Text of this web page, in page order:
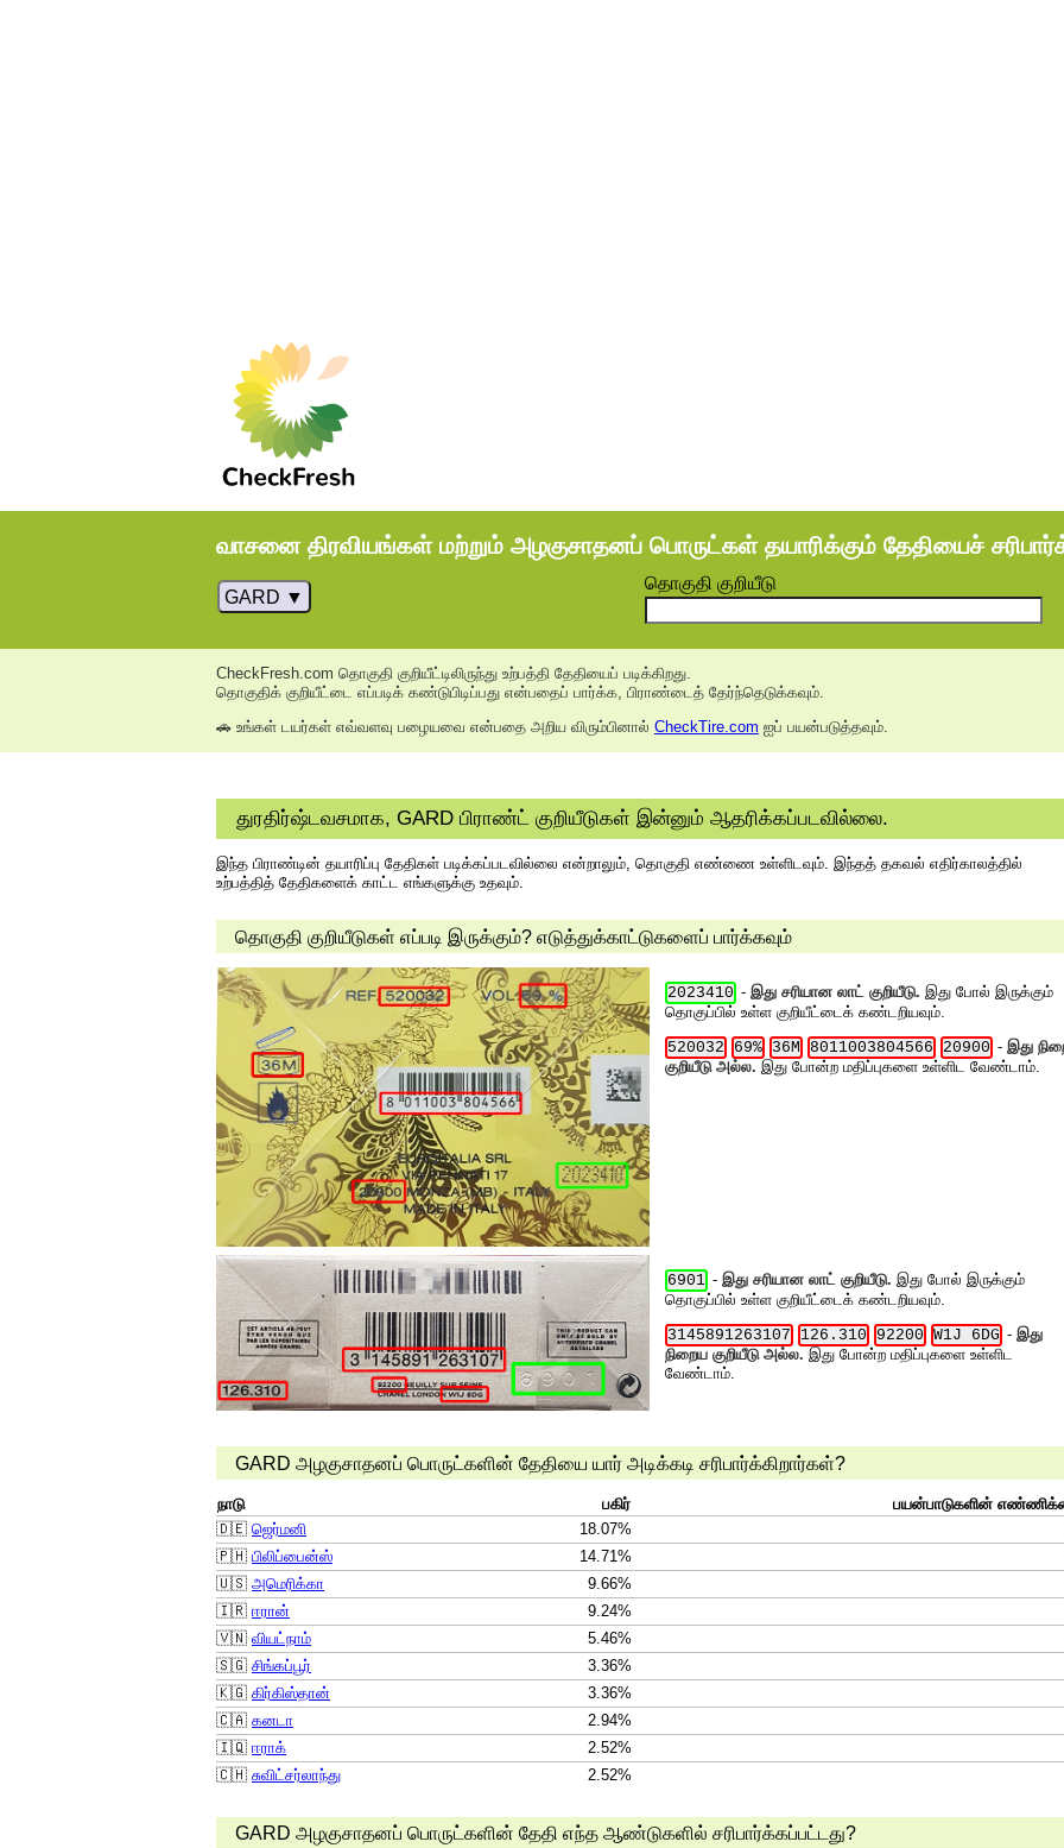
வாசனை திரவியங்கள் மற்றும் அழகுசாதனப் பொருட்கள் தயாரிக்கும் தேதியைச்
GARD
தொகுதி குறியீடு
CheckFresh.com தொகுதி குறியீட்டிலிருந்து உற்பத்தி தேதியைப் படிக்கிறது.
தொகுதிக் குறியீட்டை எப்படிக் கண்டுபிடிப்பது என்பதைப் பார்க்க, பிராண்டைத் தேர்ந்தெடுக்கவும்.
🚗 உங்கள் டயர்கள் எவ்வளவு பழையவை என்பதை அறிய விரும்பினால் CheckTire.com ஐப் பயன்படுத்தவும்.
துரதிர்ஷ்டவசமாக, GARD பிராண்ட் குறியீடுகள் இன்னும் ஆதரிக்கப்படவில்லை.
இந்த பிராண்டின் தயாரிப்பு தேதிகள் படிக்கப்படவில்லை என்றாலும், தொகுதி எண்ணை உள்ளிடவும். இந்தத் தகவல் எதிர்காலத்தில்
உற்பத்தித் தேதிகளைக் காட்ட எங்களுக்கு உதவும்.
தொகுதி குறியீடுகள் எப்படி இருக்கும்? எடுத்துக்காட்டுகளைப் பார்க்கவும்
2023410 - இது சரியான லாட் குறியீடு. இது போல் இருக்கும்
தொகுப்பில் உள்ள குறியீட்டைக் கண்டறியவும்.
520032
69% 36M 8011003804566 20900 - இது
குறியீடு அல்ல. இது போன்ற மதிப்புகளை உள்ளிட வேண்டாம்.
6901 - இது சரியான லாட் குறியீடு. இது போல் இருக்கும்
தொகுப்பில் உள்ள குறியீட்டைக் கண்டறியவும்.
3145891263107
126.310 92200 W1J 6DG - இது
நிறைய குறியீடு அல்ல. இது போன்ற மதிப்புகளை உள்ளிட
வேண்டாம்.
GARD அழகுசாதனப் பொருட்களின் தேதியை யார் அடிக்கடி சரிபார்க்கிறார்கள்?
நாடு பகிர்
பயன்பாடுகளின்
🇩🇪 ஜெர்மனி 18.07%
🇵🇭 பிலிப்பைன்ஸ் 14.71%
🇺🇸 அமெரிக்கா 9.66%
🇮🇷 ஈரான் 9.24%
🇻🇳 வியட்நாம் 5.46%
🇸🇬 சிங்கப்பூர் 3.36%
🇰🇬 கிர்கிஸ்தான் 3.36%
🇨🇦 கனடா 2.94%
🇮🇶 ஈராக் 2.52%
🇨🇭 சுவிட்சர்லாந்து 2.52%
GARD அழகுசாதனப் பொருட்களின் தேதி எந்த ஆண்டுகளில் சரிபார்க்கப்பட்டது?